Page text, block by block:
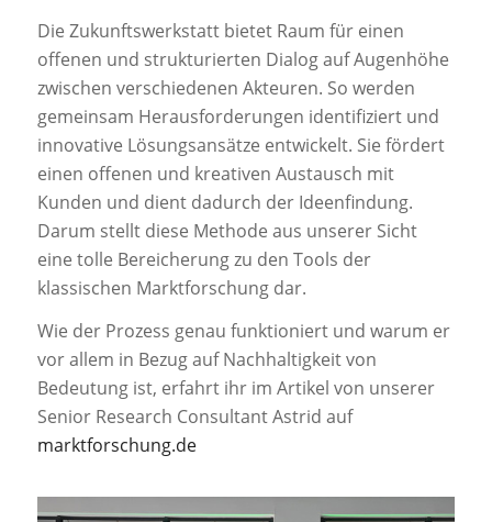
Die Zukunftswerkstatt bietet Raum für einen
offenen und strukturierten Dialog auf Augenhöhe
zwischen verschiedenen Akteuren. So werden
gemeinsam Herausforderungen identifiziert und
innovative Lösungsansätze entwickelt. Sie fördert
einen offenen und kreativen Austausch mit
Kunden und dient dadurch der Ideenfindung.
Darum stellt diese Methode aus unserer Sicht
eine tolle Bereicherung zu den Tools der
klassischen Marktforschung dar.
Wie der Prozess genau funktioniert und warum er
vor allem in Bezug auf Nachhaltigkeit von
Bedeutung ist, erfahrt ihr im Artikel von unserer
Senior Research Consultant Astrid auf
marktforschung.de